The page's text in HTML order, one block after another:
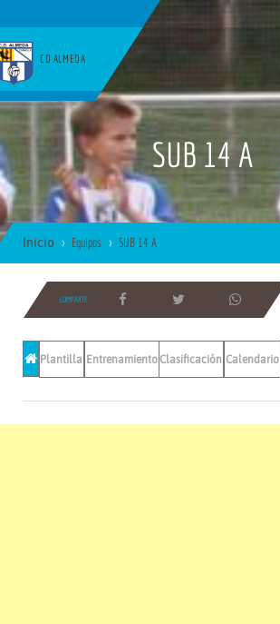
CD ALMEDA
SUB 14 A
Inicio Equipos SUB 14 A
COMPARTE
Plantilla EntrenamientosClasificación Calendario